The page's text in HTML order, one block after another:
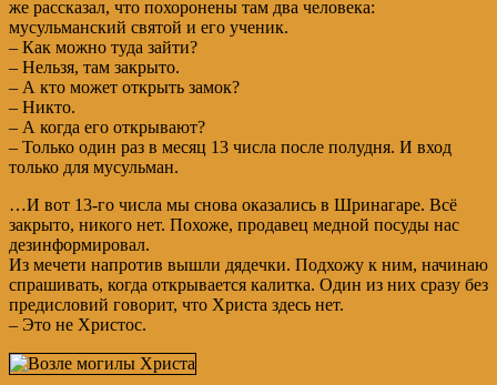
же рассказал, что похоронены там два человека:
мусульманский святой и его ученик.
– Как можно туда зайти?
– Нельзя, там закрыто.
– А кто может открыть замок?
– Никто.
– А когда его открывают?
– Только один раз в месяц 13 числа после полудня. И вход
только для мусульман.
…И вот 13-го числа мы снова оказались в Шринагаре. Всё
закрыто, никого нет. Похоже, продавец медной посуды нас
дезинформировал.
Из мечети напротив вышли дядечки. Подхожу к ним, начинаю
спрашивать, когда открывается калитка. Один из них сразу без
предисловий говорит, что Христа здесь нет.
– Это не Христос.